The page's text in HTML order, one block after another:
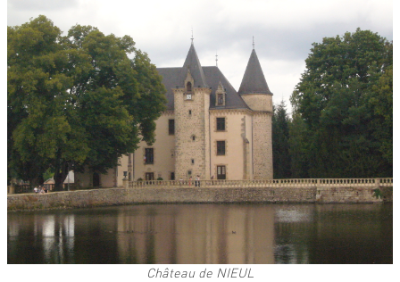
Château de NIEUL